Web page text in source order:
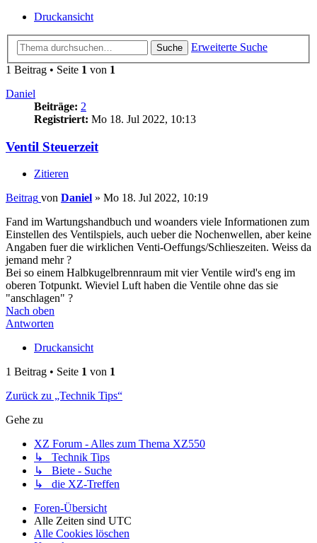
Druckansicht
Suche
Erweiterte Suche
1 Beitrag • Seite 1 von 1
Daniel
Beiträge: 2
Registriert: Mo 18. Jul 2022, 10:13
Ventil Steuerzeit
Zitieren
Beitrag von Daniel » Mo 18. Jul 2022, 10:19
Fand im Wartungshandbuch und woanders viele Informationen zum
Einstellen des Ventilspiels, auch ueber die Nochenwellen, aber keine
Angaben fuer die wirklichen Venti-Oeffungs/Schlieszeiten. Weiss da
jemand mehr ?
Bei so einem Halbkugelbrennraum mit vier Ventile wird's eng im
oberen Totpunkt. Wieviel Luft haben die Ventile ohne das sie
"anschlagen" ?
Nach oben
Antworten
Druckansicht
1 Beitrag • Seite 1 von 1
Zurück zu „Technik Tips“
Gehe zu
XZ Forum - Alles zum Thema XZ550
↳ Technik Tips
↳ Biete - Suche
↳ die XZ-Treffen
Foren-Übersicht
Alle Zeiten sind UTC
Alle Cookies löschen